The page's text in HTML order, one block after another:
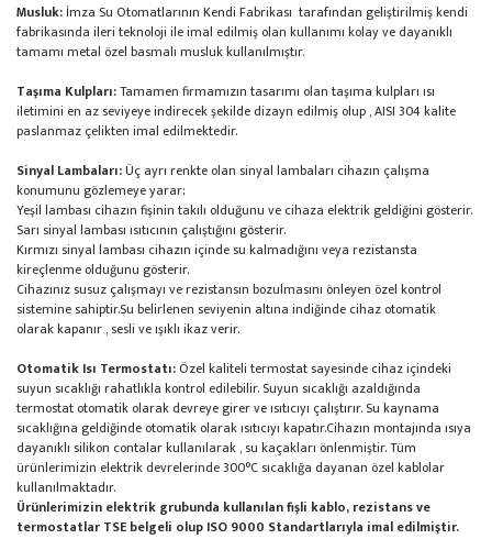
Musluk: İmza Su Otomatlarının Kendi Fabrikası tarafından geliştirilmiş kendi
fabrikasında ileri teknoloji ile imal edilmiş olan kullanımı kolay ve dayanıklı
tamamı metal özel basmalı musluk kullanılmıştır.
Taşıma Kulpları:Tamamen firmamızın tasarımı olan taşıma kulpları ısı
iletimini en az seviyeye indirecek şekilde dizayn edilmiş olup , AISI 304 kalite
paslanmaz çelikten imal edilmektedir.
Sinyal Lambaları:Üç ayrı renkte olan sinyal lambaları cihazın çalışma
konumunu gözlemeye yarar;
Yeşil lambası cihazın fişinin takılı olduğunu ve cihaza elektrik geldiğini gösterir.
Sarı sinyal lambası ısıtıcının çalıştığını gösterir.
Kırmızı sinyal lambası cihazın içinde su kalmadığını veya rezistansta
kireçlenme olduğunu gösterir.
Cihazınız susuz çalışmayı ve rezistansın bozulmasını önleyen özel kontrol
sistemine sahiptir.Su belirlenen seviyenin altına indiğinde cihaz otomatik
olarak kapanır , sesli ve ışıklı ikaz verir.
Otomatik Isı Termostatı: Özel kaliteli termostat sayesinde cihaz içindeki
suyun sıcaklığı rahatlıkla kontrol edilebilir. Suyun sıcaklığı azaldığında
termostat otomatik olarak devreye girer ve ısıtıcıyı çalıştırır. Su kaynama
sıcaklığına geldiğinde otomatik olarak ısıtıcıyı kapatır.Cihazın montajında ısıya
dayanıklı silikon contalar kullanılarak , su kaçakları önlenmiştir. Tüm
ürünlerimizin elektrik devrelerinde 300°C sıcaklığa dayanan özel kablolar
kullanılmaktadır.
Ürünlerimizin elektrik grubunda kullanılan fişli kablo, rezistans ve
termostatlar TSE belgeli olup ISO 9000 Standartlarıyla imal edilmiştir.